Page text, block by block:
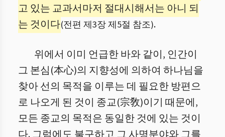
고 있는 교과서마저 절대시해서는 아니 되
는 것이다(전편 제3장 제5절 참조).
위에서 이미 언급한 바와 같이, 인간이
그 본심(本心)의 지향성에 의하여 하나님을
찾아 선의 목적을 이루는 데 필요한 방편으
로 나오게 된 것이 종교(宗敎)이기 때문에,
모든 종교의 목적은 동일한 것에 있는 것이